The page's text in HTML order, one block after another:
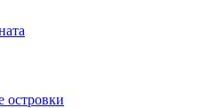
островки